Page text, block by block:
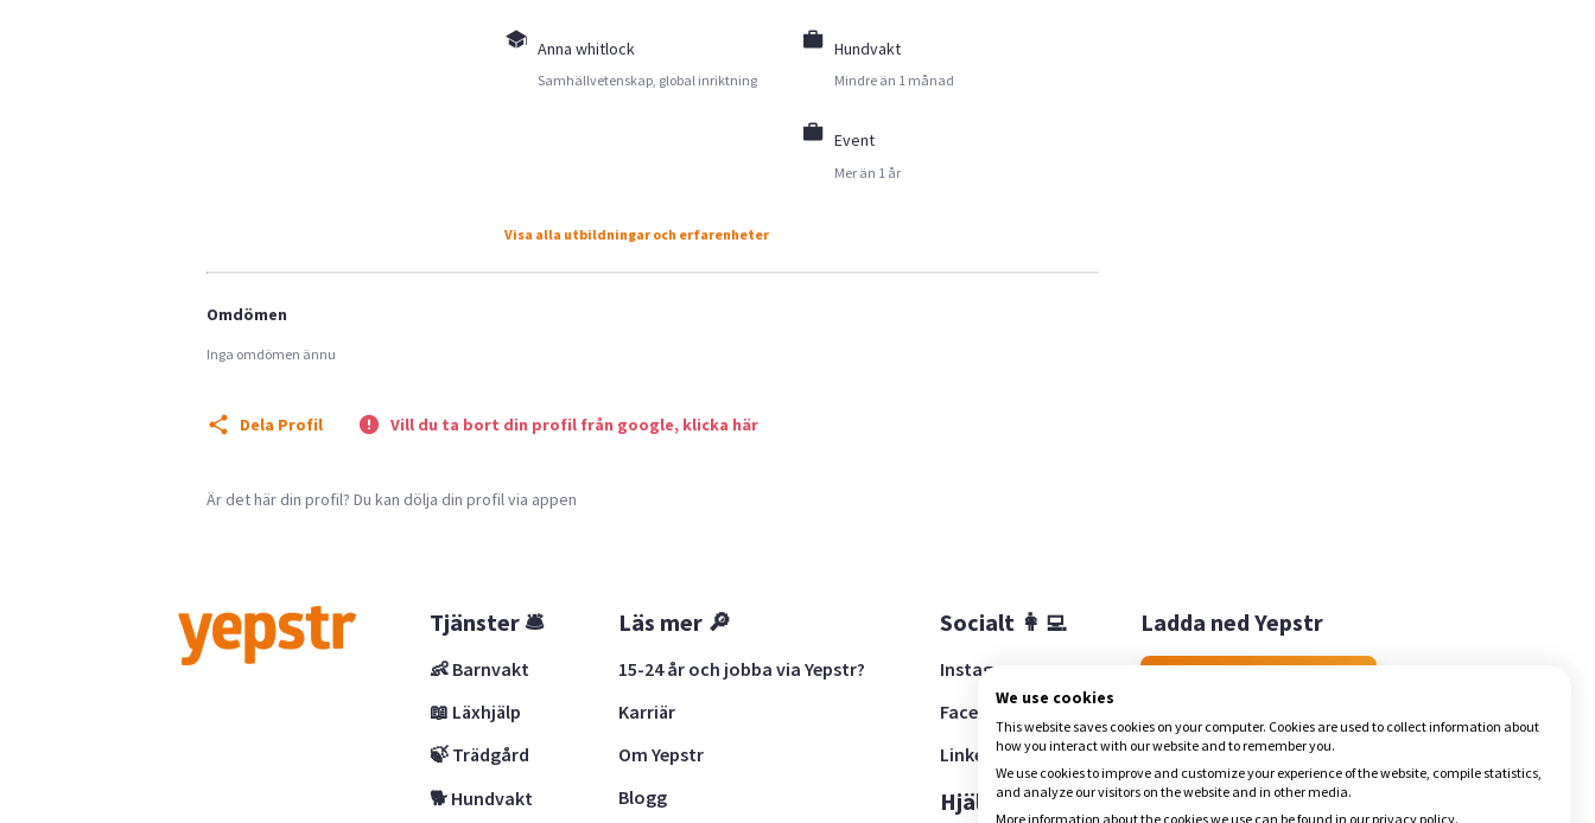
Anna whitlock
Samhällvetenskap, global inriktning
Hundvakt
Mindre än 1 månad
Event
Mer än 1 år
Visa alla utbildningar och erfarenheter
Omdömen
Inga omdömen ännu
Dela Profil Vill du ta bort din profil från google, klicka här
Är det här din profil? Du kan dölja din profil via appen
Tjänster 🛎
👶 Barnvakt
📖 Läxhjälp
🍃 Trädgård
🐕 Hundvakt
Läs mer 🔎
15-24 år och jobba via Yepstr?
Karriär
Om Yepstr
Blogg
Socialt 👩‍💻
Instagram
Facebook
LinkedIn
Hjälp 🚨
Ladda ned Yepstr
We use cookies
This website saves cookies on your computer. Cookies are used to collect information about
how you interact with our website and to remember you.
We use cookies to improve and customize your experience of the website, compile statistics,
and analyze our visitors on the website and in other media.
More information about the cookies we use can be found in our privacy policy.